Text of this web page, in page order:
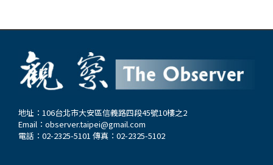
們更多看到的似乎是相互指責和彼此制裁。先是今
年6月20日，歐盟委員會宣布將實施國際採購工具
（IPI）措施，禁止未來5年內中國醫療器械廠商參
反制，中國財政部7月6日宣布，對於4,500萬元人
民幣以上的醫療器械政府採購專案，排除歐盟企業
參與。 7月8日，歐盟委員會主席馮德萊恩在歐洲
地址：106台北市大安區信義路四段45號10樓之2
Email： observer.taipei@gmail.com
電話：02-2325-5101 傳真：02-2325-5102